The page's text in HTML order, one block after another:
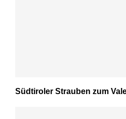
Südtiroler Strauben zum